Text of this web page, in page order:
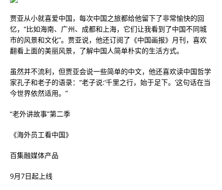
贾亚从小就喜爱中国，每次中国之旅都给他留下了非常愉快的回
忆，“比如海南、广州、成都和上海，它们让我看到了中国不同城
市的风景和文化”。贾亚说，他还订阅了《中国画报》月刊，喜欢
翻看上面的美丽风景，了解中国人简单朴实的生活方式。
虽然并不流利，但贾亚会说一些简单的中文，他还喜欢读中国哲学
家孔子和老子的语录：“老子说:‘千里之行，始于足下。’这句话在当
今世界依然适用。”
“老外讲故事”第二季
《海外员工看中国》
百集融媒体产品
9月7日起上线